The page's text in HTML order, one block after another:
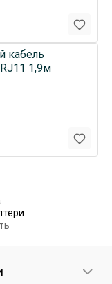
кабель
1,9м